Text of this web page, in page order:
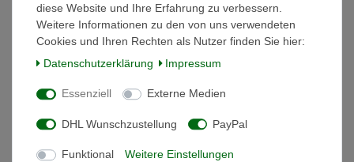
Beschreibung
Weitere Details
Informationen zur Produktsicherheit
 stabile und sichere Ausführung  abgeschrägte Vorder- und
diese Website und Ihre Erfahrung zu verbessern.
Weitere Informationen zu den von uns verwendeten
Cookies und Ihren Rechten als Nutzer finden Sie hier:
Daten­schutz­erklärung
Impressum
Essenziell Externe Medien
DHL Wunschzustellung PayPal
Funktional Weitere Einstellungen